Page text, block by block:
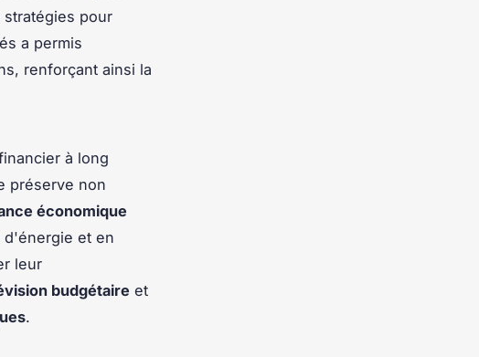
pour
a permis
renforçant ainsi la
à long
préserve non
économique
et en
leur
budgétaire et
.